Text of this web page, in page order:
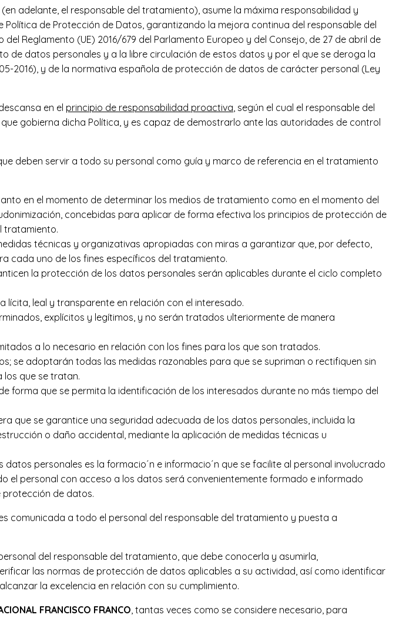
(en adelante, el responsable del tratamiento), asume la máxima responsabilidad y
de Protección de Datos, garantizando la mejora continua del responsable del
Reglamento (UE) 2016/679 del Parlamento Europeo y del Consejo, de 27 de abril de
de datos personales y a la libre circulación de estos datos y por el que se deroga la
2016), y de la normativa española de protección de datos de carácter personal (Ley
en el principio de responsabilidad proactiva, según el cual el responsable del
gobierna dicha Política, y es capaz de demostrarlo ante las autoridades de control
deben servir a todo su personal como guía y marco de referencia en el tratamiento
en el momento de determinar los medios de tratamiento como en el momento del
concebidas para aplicar de forma efectiva los principios de protección de
tratamiento.
técnicas y organizativas apropiadas con miras a garantizar que, por defecto,
cada uno de los fines específicos del tratamiento.
la protección de los datos personales serán aplicables durante el ciclo completo
leal y transparente en relación con el interesado.
explícitos y legítimos, y no serán tratados ulteriormente de manera
a lo necesario en relación con los fines para los que son tratados.
se adoptarán todas las medidas razonables para que se supriman o rectifiquen sin
los que se tratan.
forma que se permita la identificación de los interesados durante no más tiempo del
que se garantice una seguridad adecuada de los datos personales, incluida la
o daño accidental, mediante la aplicación de medidas técnicas u
personales es la formacio´n e informacio´n que se facilite al personal involucrado
el personal con acceso a los datos será convenientemente formado e informado
protección de datos.
comunicada a todo el personal del responsable del tratamiento y puesta a
del responsable del tratamiento, que debe conocerla y asumirla,
las normas de protección de datos aplicables a su actividad, así como identificar
la excelencia en relación con su cumplimiento.
FRANCISCO FRANCO, tantas veces como se considere necesario, para